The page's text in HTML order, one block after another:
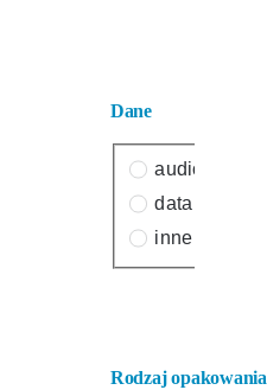
Dane
audio
data
inne
Rodzaj opakowania